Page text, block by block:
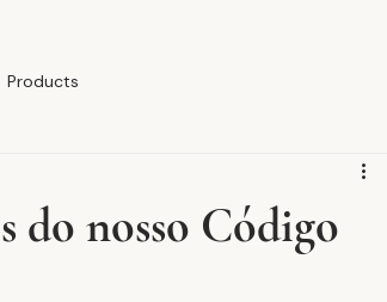
Products
do nosso Código